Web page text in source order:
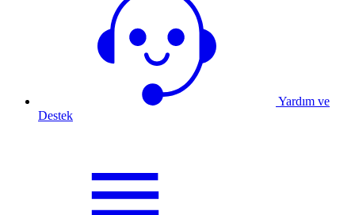
Yardım ve
Destek